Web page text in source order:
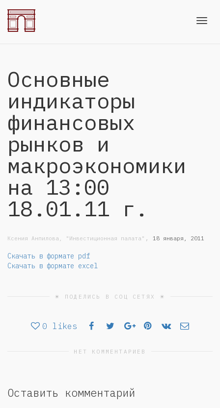
Основные
индикаторы
финансовых
рынков и
макроэкономики
на 13:00
18.01.11 г.
Ксения Анпилова, "Инвестиционная палата" , 18 января, 2011
Скачать в формате pdf
Скачать в формате excel
☀ ПОДЕЛИСЬ В СОЦ СЕТЯХ ☀
0 likes
НЕТ КОММЕНТАРИЕВ
Оставить комментарий